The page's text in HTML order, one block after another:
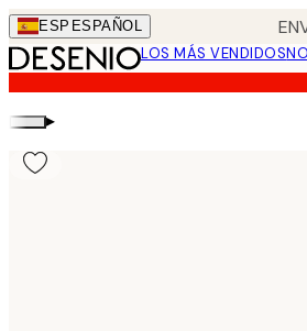
Skip
to
main
content.
ESP ESPAÑOL
LOS MÁS VENDIDOS
▸